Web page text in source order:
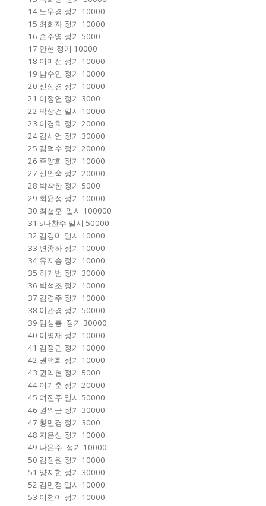
14 노우경 정기 10000
15 최희자 정기 10000
16 손주영 정기 5000
17 안현 정기 10000
18 이미선 정기 10000
19 남수인 정기 10000
20 신성경 정기 10000
21 이정연 정기 3000
22 박상건 일시 10000
23 이경희 정기 20000
24 김시언 정기 30000
25 김덕수 정기 20000
26 주양회 정기 10000
27 신인숙 정기 20000
28 박착한 정기 5000
29 최윤정 정기 10000
30 최철훈 일시 100000
31 s나찬주 일시 50000
32 김경미 일시 10000
33 변종하 정기 10000
34 유지승 정기 10000
35 하기범 정기 30000
36 박석조 정기 10000
37 김경주 정기 10000
38 이관경 정기 50000
39 임성룡 정기 30000
40 이명재 정기 10000
41 김정권 정기 10000
42 권백희 정기 10000
43 권익현 정기 5000
44 이기춘 정기 20000
45 여진주 일시 50000
46 권의근 정기 30000
47 황민경 정기 3000
48 지은성 정기 10000
49 나은주 정기 10000
50 김정원 정기 10000
51 양지현 정기 30000
52 김민정 일시 10000
53 이현이 정기 10000